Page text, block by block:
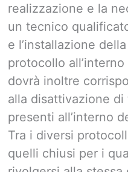
realizzazione e la
un tecnico
e l’installazione
protocollo all’interno
dovrà inoltre
alla disattivazione
presenti all’interno
Tra i diversi
quelli chiusi per i